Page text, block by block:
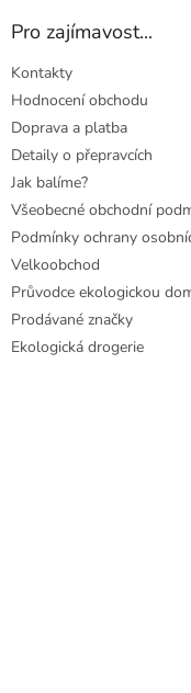
Pro zajímavost...
Kontakty
Hodnocení obchodu
Doprava a platba
Detaily o přepravcích
Jak balíme?
Všeobecné obchodní
Podmínky ochrany
Velkoobchod
Průvodce ekologickou
Prodávané značky
Ekologická drogerie